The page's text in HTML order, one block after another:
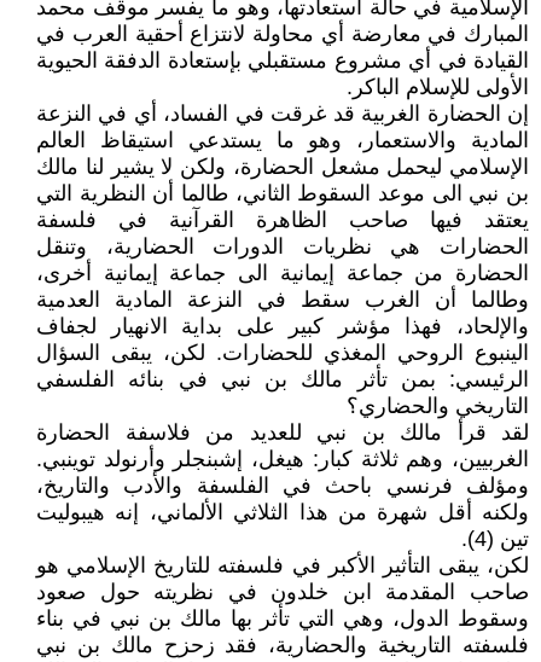
الإسلامية في حالة استعادتها، وهو ما يفسر موقف محمد
المبارك في معارضة أي محاولة لانتزاع أحقية العرب في
القيادة في أي مشروع مستقبلي بإستعادة الدفقة الحيوية
الأولى للإسلام الباكر.
إن الحضارة الغربية قد غرقت في الفساد، أي في النزعة
المادية والاستعمار، وهو ما يستدعي استيقاظ العالم
الإسلامي ليحمل مشعل الحضارة، ولكن لا يشير لنا مالك
بن نبي الى موعد السقوط الثاني، طالما أن النظرية التي
يعتقد فيها صاحب الظاهرة القرآنية في فلسفة
الحضارات هي نظريات الدورات الحضارية، وتنقل
الحضارة من جماعة إيمانية الى جماعة إيمانية أخرى،
وطالما أن الغرب سقط في النزعة المادية العدمية
والإلحاد، فهذا مؤشر كبير على بداية الانهيار لجفاف
الينبوع الروحي المغذي للحضارات. لكن، يبقى السؤال
الرئيسي: بمن تأثر مالك بن نبي في بنائه الفلسفي
التاريخي والحضاري؟
لقد قرأ مالك بن نبي للعديد من فلاسفة الحضارة
الغربيين، وهم ثلاثة كبار: هيغل، إشبنجلر وأرنولد توينبي.
ومؤلف فرنسي باحث في الفلسفة والأدب والتاريخ،
ولكنه أقل شهرة من هذا الثلاثي الألماني، إنه هيبوليت
تين (4).
لكن، يبقى التأثير الأكبر في فلسفته للتاريخ الإسلامي هو
صاحب المقدمة ابن خلدون في نظريته حول صعود
وسقوط الدول، وهي التي تأثر بها مالك بن نبي في بناء
فلسفته التاريخية والحضارية، فقد زحزح مالك بن نبي